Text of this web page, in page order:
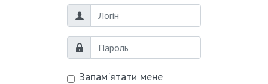
Логін
Пароль
Запам'ятати мене